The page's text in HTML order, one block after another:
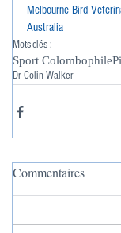
Melbourne Bird
Australia
Mots-clés :
Sport Colombophile
Dr Colin Walker
Commentaires